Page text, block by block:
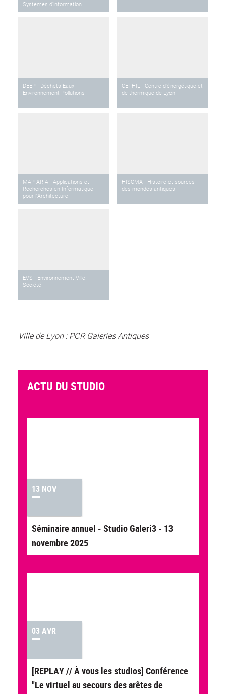
Systèmes d'information
DEEP - Déchets Eaux
Environnement Pollutions
CETHIL - Centre d'énergétique et
de thermique de Lyon
MAP-ARIA - Applications et
Recherches en Informatique
pour l’Architecture
HISOMA - Histoire et sources
des mondes antiques
EVS - Environnement Ville
Société
Ville de Lyon : PCR Galeries Antiques
ACTU DU STUDIO
13 NOV
Séminaire annuel - Studio Galeri3 - 13
novembre 2025
03 AVR
[REPLAY // À vous les studios] Conférence
"Le virtuel au secours des arêtes de